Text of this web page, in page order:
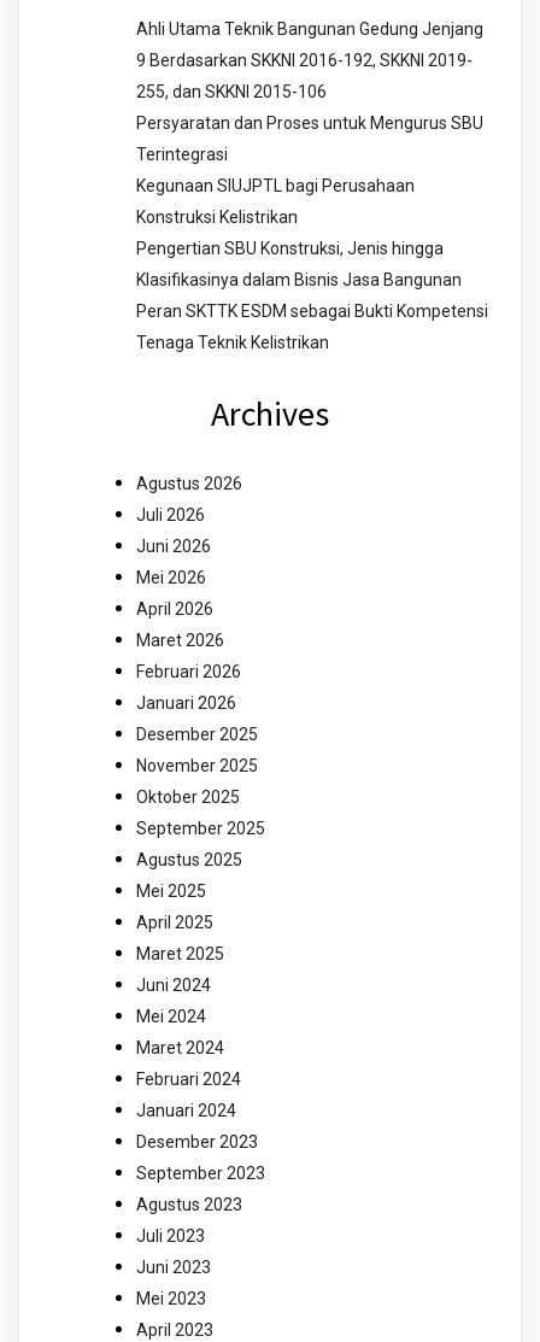
Ahli Utama Teknik Bangunan Gedung Jenjang
9 Berdasarkan SKKNI 2016-192, SKKNI 2019-
255, dan SKKNI 2015-106
Persyaratan dan Proses untuk Mengurus SBU
Terintegrasi
Kegunaan SIUJPTL bagi Perusahaan
Konstruksi Kelistrikan
Pengertian SBU Konstruksi, Jenis hingga
Klasifikasinya dalam Bisnis Jasa Bangunan
Peran SKTTK ESDM sebagai Bukti Kompetensi
Tenaga Teknik Kelistrikan
Archives
Agustus 2026
Juli 2026
Juni 2026
Mei 2026
April 2026
Maret 2026
Februari 2026
Januari 2026
Desember 2025
November 2025
Oktober 2025
September 2025
Agustus 2025
Mei 2025
April 2025
Maret 2025
Juni 2024
Mei 2024
Maret 2024
Februari 2024
Januari 2024
Desember 2023
September 2023
Agustus 2023
Juli 2023
Juni 2023
Mei 2023
April 2023